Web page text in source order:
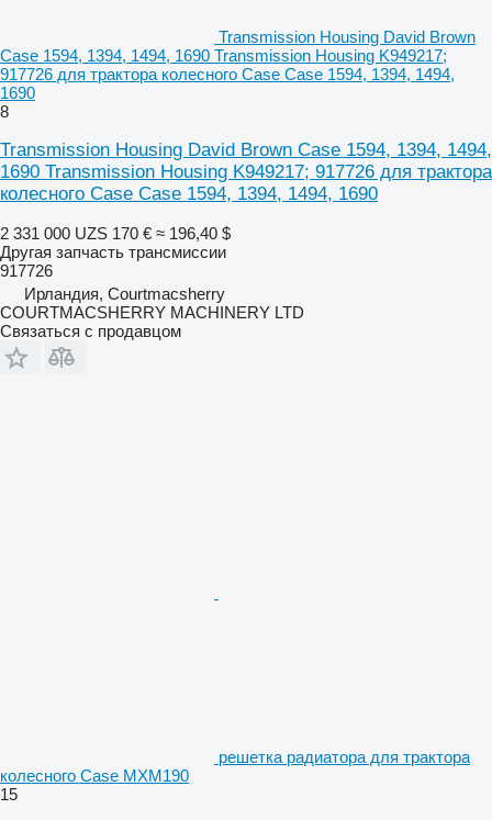
Transmission Housing David Brown
Case 1594, 1394, 1494, 1690 Transmission Housing K949217;
917726 для трактора колесного Case Case 1594, 1394, 1494,
1690
8
Transmission Housing David Brown Case 1594, 1394, 1494,
1690 Transmission Housing K949217; 917726 для трактора
колесного Case Case 1594, 1394, 1494, 1690
2 331 000 UZS 170 € ≈ 196,40 $
Другая запчасть трансмиссии
917726
Ирландия, Courtmacsherry
COURTMACSHERRY MACHINERY LTD
Связаться с продавцом
решетка радиатора для трактора
колесного Case MXM190
15